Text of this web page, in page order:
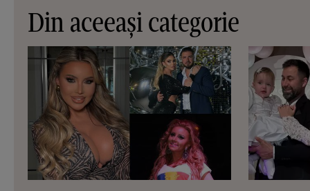
Din aceeași categorie